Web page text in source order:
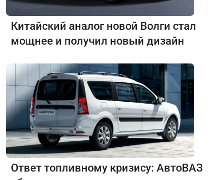
Китайский аналог новой Волги стал
мощнее и получил новый дизайн
Ответ топливному кризису: АвтоВАЗ